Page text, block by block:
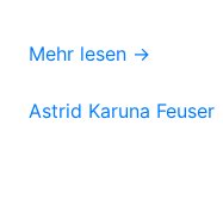
Mehr lesen →
Astrid Karuna Feuser